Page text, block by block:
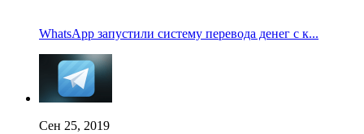
WhatsApp запустили систему перевода денег с к...
Сен 25, 2019